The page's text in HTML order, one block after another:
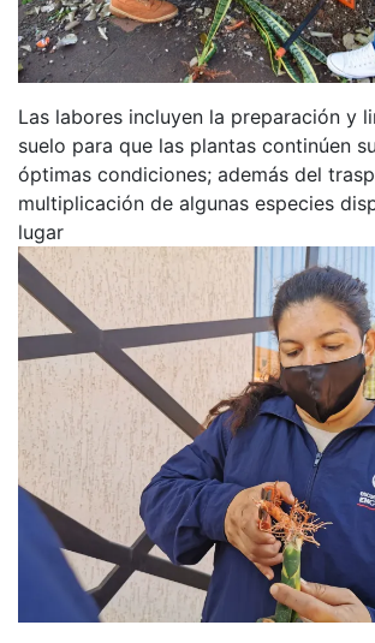
Las labores incluyen la preparación y
suelo para que las plantas continúen
óptimas condiciones; además del
multiplicación de algunas especies
lugar